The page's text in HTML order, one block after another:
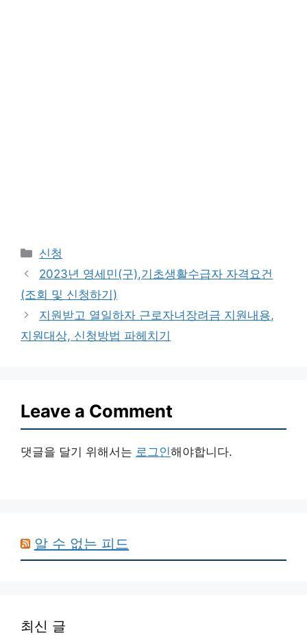
Categories
신청
2023년 영세민(구),기초생활수급자 자격요건
(조회 및 신청하기)
지원받고 열일하자 근로자녀장려금 지원내용,
지원대상, 신청방법 파헤치기
Leave a Comment
댓글을 달기 위해서는 로그인해야합니다.
알 수 없는 피드
최신 글